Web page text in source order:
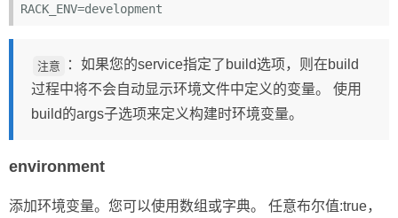
RACK_ENV
注意
：如果您的service指定了build选项，则在build
过程中将不会自动显示环境文件中定义的变量。 使用
build的args子选项来定义构建时环境变量。
environment
添加环境变量。您可以使用数组或字典。 任意布尔值:true，